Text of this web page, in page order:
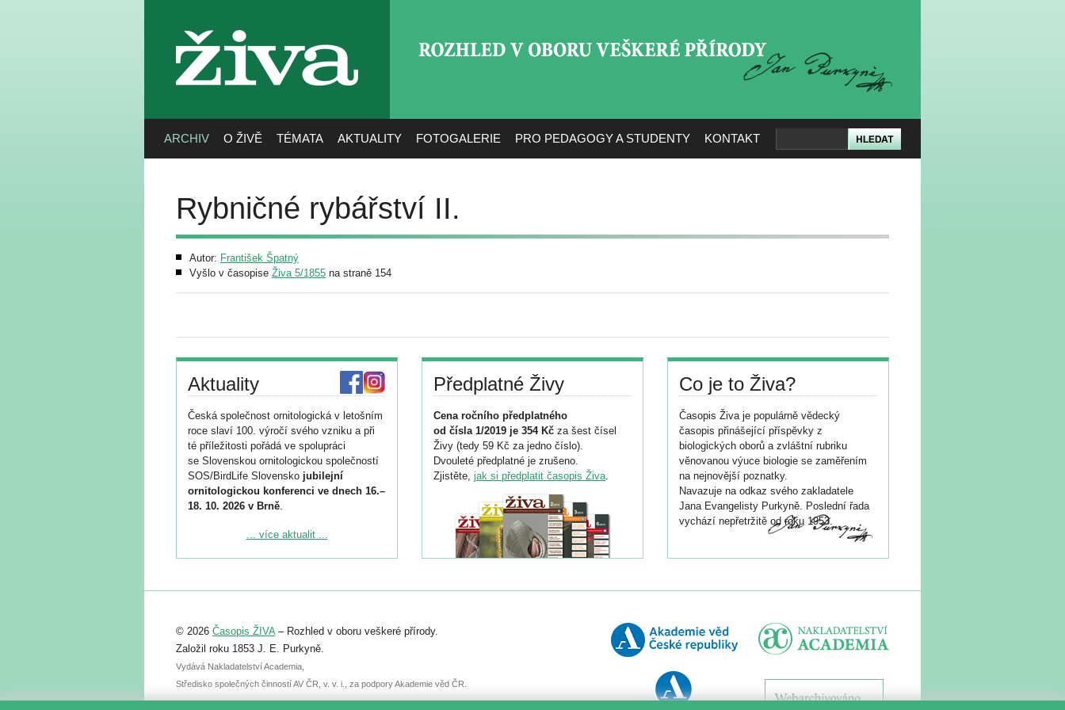
živa
ARCHIV O ŽIVĚ TÉMATA AKTUALITY FOTOGALERIE PRO PEDAGOGY A STUDENTY KONTAKT
Rybničné rybářství II.
Autor: František Špatný
Vyšlo v časopise Živa 5/1855 na straně 154
Aktuality
Česká společnost ornitologická v letošním
roce slaví 100. výročí svého vzniku a při
té příležitosti pořádá ve spolupráci
se Slovenskou ornitologickou společností
SOS/BirdLife Slovensko jubilejní
ornitologickou konferenci ve dnech 16.–
18. 10. 2026 v Brně.
Podrobnější informace ke konferenci
Registrovat se můžete do 6. září.
abstraktu přihlášené přednášky nebo
posteru je už 30. června.
... více aktualit ...
Předplatné Živy
Cena ročního předplatného
od čísla 1/2019 je 354 Kč za šest čísel
Živy (tedy 59 Kč za jedno číslo).
Dvouleté předplatné je zrušeno.
Zjistěte, jak si předplatit časopis Živa.
Co je to Živa?
Časopis Živa je populárně vědecký
časopis přinášející příspěvky z
biologických oborů a zvláštní rubriku
věnovanou výuce biologie se zaměřením
na nejnovější poznatky.
Navazuje na odkaz svého zakladatele
Jana Evangelisty Purkyně. Poslední řada
vychází nepřetržitě od roku 1953.
© 2026 Časopis ŽIVA– Rozhled v oboru veškeré přírody.
Založil roku 1853 J. E. Purkyně.
Vydává Nakladatelství Academia,
Středisko společných činností AV ČR, v. v. i., za podpory Akademie věd ČR.